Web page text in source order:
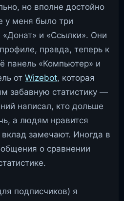
но вполне достойно
у меня было три
«Донат» и «Ссылки». Они
правда, теперь к
панель «Компьютер» и
от Wizebot, которая
забавную статистику —
написал, кто дольше
а людям нравится
вклад замечают. Иногда в
о сравнении
подписчиков) я